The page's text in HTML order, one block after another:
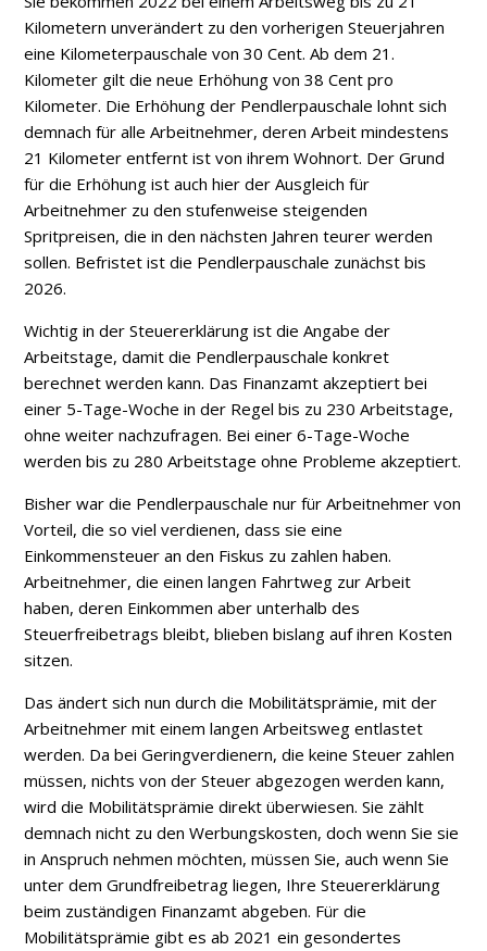
Kilometern unverändert zu den vorherigen Steuerjahren
eine Kilometerpauschale von 30 Cent. Ab dem 21.
Kilometer gilt die neue Erhöhung von 38 Cent pro
Kilometer. Die Erhöhung der Pendlerpauschale lohnt sich
demnach für alle Arbeitnehmer, deren Arbeit mindestens
21 Kilometer entfernt ist von ihrem Wohnort. Der Grund
für die Erhöhung ist auch hier der Ausgleich für
Arbeitnehmer zu den stufenweise steigenden
Spritpreisen, die in den nächsten Jahren teurer werden
sollen. Befristet ist die Pendlerpauschale zunächst bis
2026.
Wichtig in der Steuererklärung ist die Angabe der
Arbeitstage, damit die Pendlerpauschale konkret
berechnet werden kann. Das Finanzamt akzeptiert bei
einer 5-Tage-Woche in der Regel bis zu 230 Arbeitstage,
ohne weiter nachzufragen. Bei einer 6-Tage-Woche
werden bis zu 280 Arbeitstage ohne Probleme akzeptiert.
Bisher war die Pendlerpauschale nur für Arbeitnehmer von
Vorteil, die so viel verdienen, dass sie eine
Einkommensteuer an den Fiskus zu zahlen haben.
Arbeitnehmer, die einen langen Fahrtweg zur Arbeit
haben, deren Einkommen aber unterhalb des
Steuerfreibetrags bleibt, blieben bislang auf ihren Kosten
sitzen.
Das ändert sich nun durch die Mobilitätsprämie, mit der
Arbeitnehmer mit einem langen Arbeitsweg entlastet
werden. Da bei Geringverdienern, die keine Steuer zahlen
müssen, nichts von der Steuer abgezogen werden kann,
wird die Mobilitätsprämie direkt überwiesen. Sie zählt
demnach nicht zu den Werbungskosten, doch wenn Sie sie
in Anspruch nehmen möchten, müssen Sie, auch wenn Sie
unter dem Grundfreibetrag liegen, Ihre Steuererklärung
beim zuständigen Finanzamt abgeben. Für die
Mobilitätsprämie gibt es ab 2021 ein gesondertes